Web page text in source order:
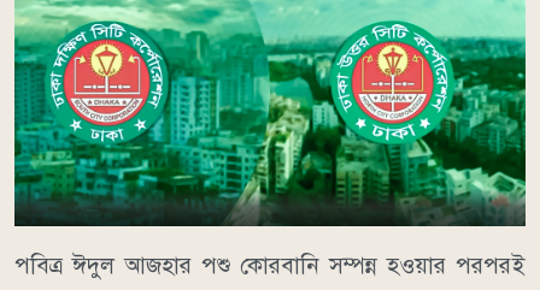
পবিত্র ঈদুল আজহার পশু কোরবানি সম্পন্ন হওয়ার পরপরই